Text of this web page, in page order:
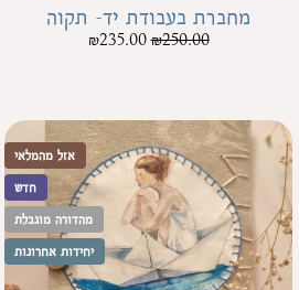
מחברת בעבודת יד- תקוה
₪250.00
₪235.00
אזל מהמלאי
חדש
מהדורה מוגבלת
יחידות אחרונות